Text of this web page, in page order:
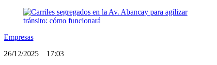
Empresas
26/12/2025
17:03